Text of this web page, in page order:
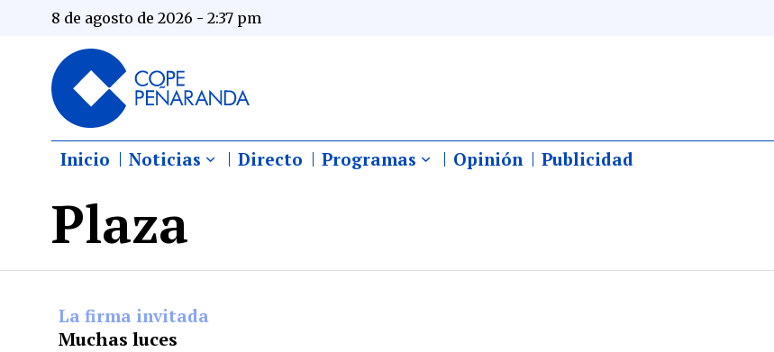
8 de agosto de 2026 - 2:37 pm
Inicio Noticias Directo Programas Opinión Publicidad
Plaza
La firma invitada
Muchas luces